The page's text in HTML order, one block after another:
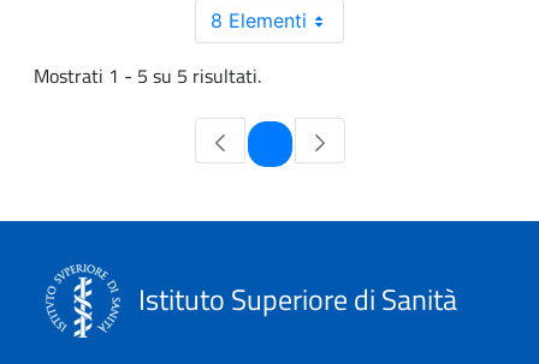
8 Elementi
Mostrati 1 - 5 su 5 risultati.
Pagina
Istituto Superiore di Sanità